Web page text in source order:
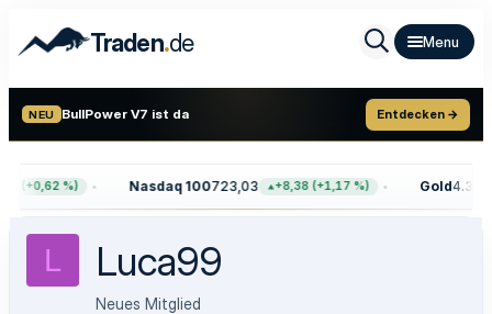
Traden.de
NEU BullPower V7 ist da Entdecken →
(+0,62 %) Nasdaq 100723,03 +8,38 (+1,17 %) Gold
L Luca99
Neues Mitglied